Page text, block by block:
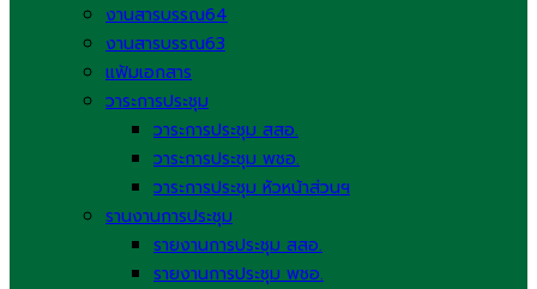
งานสารบรรณ64
งานสารบรรณ63
แฟ้มเอกสาร
วาระการประชุม
วาระการประชุม สสอ.
วาระการประชุม พชอ.
วาระการประชุม หัวหน้าส่วนฯ
รานงานการประชุม
รายงานการประชุม สสอ.
รายงานการประชุม พชอ.